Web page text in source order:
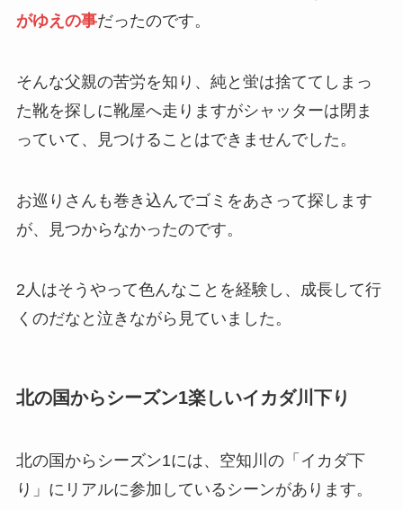
がゆえの事だったのです。
そんな父親の苦労を知り、純と蛍は捨ててしまっ
た靴を探しに靴屋へ走りますがシャッターは閉ま
っていて、見つけることはできませんでした。
お巡りさんも巻き込んでゴミをあさって探します
が、見つからなかったのです。
2人はそうやって色んなことを経験し、成長して行
くのだなと泣きながら見ていました。
北の国からシーズン1楽しいイカダ川下り
北の国からシーズン1には、空知川の「イカダ下
り」にリアルに参加しているシーンがあります。